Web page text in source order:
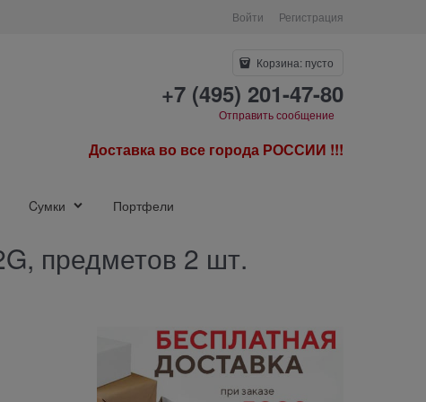
Войти Регистрация
Корзина: пусто
+7 (495) 201-47-80
Отправить сообщение
Доставка во все города РОССИИ !!!
Cумки Портфели
предметов 2 шт.